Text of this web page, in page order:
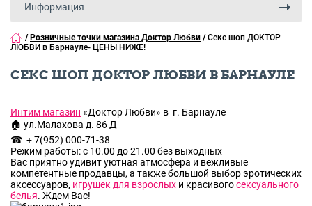
Информация
/ Розничные точки магазина Доктор Любви / Секс шоп ДОКТОР
ЛЮБВИ в Барнауле- ЦЕНЫ НИЖЕ!
СЕКС ШОП ДОКТОР ЛЮБВИ В БАРНАУЛЕ
Интим магазин «Доктор Любви» в г. Барнауле
🏠 ул.Малахова д. 86 Д
☎ + 7(952) 000-71-38
Режим работы: с 10.00 до 21.00 без выходных
Вас приятно удивит уютная атмосфера и вежливые
компетентные продавцы, а также большой выбор эротических
аксессуаров, игрушек для взрослых и красивогосексуального
белья. Ждем Вас!